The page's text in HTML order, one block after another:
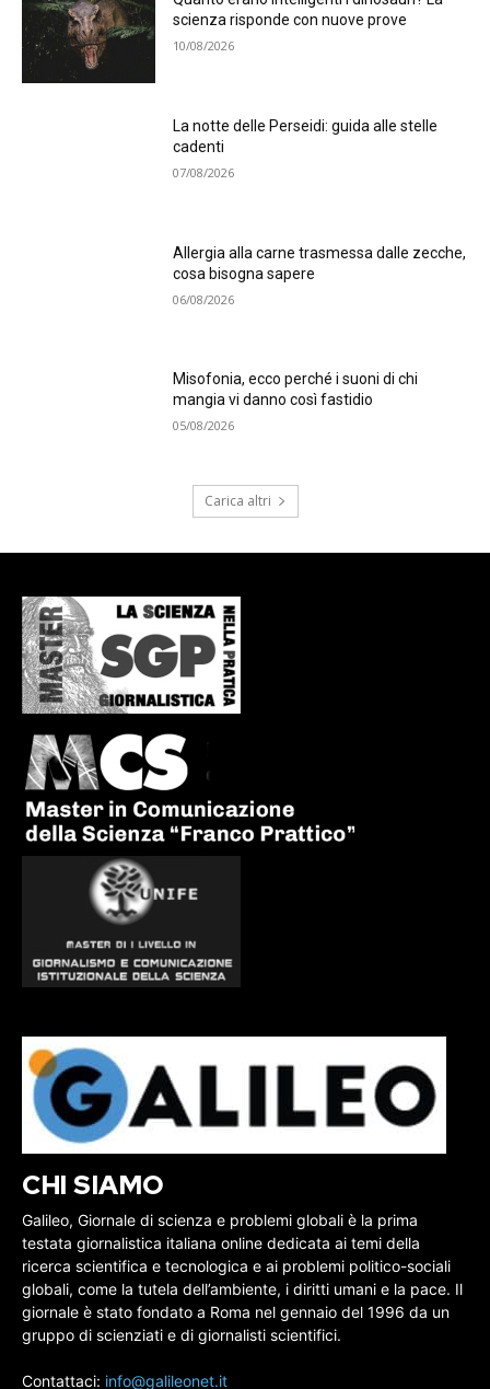
scienza risponde con nuove prove
10/08/2026
La notte delle Perseidi: guida alle stelle
cadenti
07/08/2026
Allergia alla carne trasmessa dalle zecche,
cosa bisogna sapere
06/08/2026
Misofonia, ecco perché i suoni di chi
mangia vi danno così fastidio
05/08/2026
Carica altri
CHI SIAMO
Galileo, Giornale di scienza e problemi globali è la prima
testata giornalistica italiana online dedicata ai temi della
ricerca scientifica e tecnologica e ai problemi politico-sociali
globali, come la tutela dell’ambiente, i diritti umani e la pace. Il
giornale è stato fondato a Roma nel gennaio del 1996 da un
gruppo di scienziati e di giornalisti scientifici.
Contattaci: info@galileonet.it